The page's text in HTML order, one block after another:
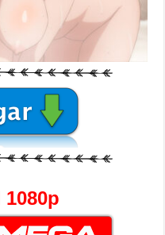
1080p